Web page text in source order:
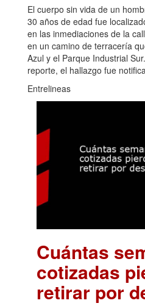
El cuerpo sin vida de un
30 años de edad fue
en las inmediaciones de la
en un camino de terracería
Azul y el Parque Industrial
reporte, el hallazgo fue
Entrelineas
Cuántas
cotizadas
retirar por